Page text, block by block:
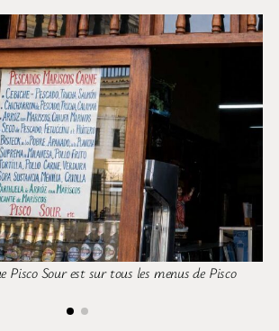
Pisco Sour est sur tous les menus de Pisco